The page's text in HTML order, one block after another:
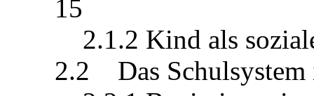
15
2.1.2 Kind als
2.2 Das